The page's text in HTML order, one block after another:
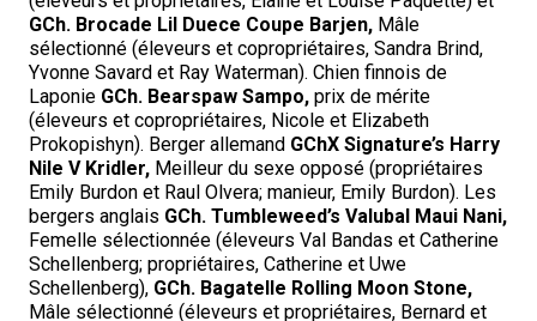
GCh. Brocade Lil Duece Coupe Barjen, Mâle
sélectionné (éleveurs et copropriétaires, Sandra Brind,
Yvonne Savard et Ray Waterman). Chien finnois de
Laponie GCh. Bearspaw Sampo,prix de mérite
(éleveurs et copropriétaires, Nicole et Elizabeth
Prokopishyn). Berger allemand GChX Signature’s Harry
Nile V Kridler, Meilleur du sexe opposé (propriétaires
Emily Burdon et Raul Olvera; manieur, Emily Burdon). Les
bergers anglais GCh. Tumbleweed’s Valubal Maui Nani,
Femelle sélectionnée (éleveurs Val Bandas et Catherine
Schellenberg; propriétaires, Catherine et Uwe
Schellenberg), GCh. Bagatelle Rolling Moon Stone,
Mâle sélectionné (éleveurs et propriétaires, Bernard et